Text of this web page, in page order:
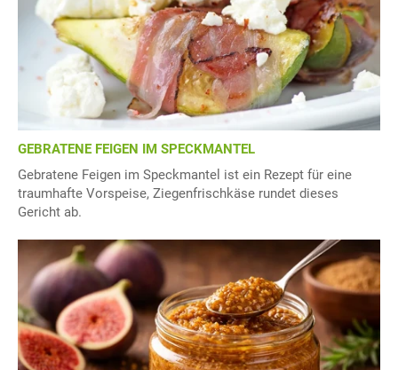
GEBRATENE FEIGEN IM SPECKMANTEL
Gebratene Feigen im Speckmantel ist ein Rezept für eine
traumhafte Vorspeise, Ziegenfrischkäse rundet dieses
Gericht ab.